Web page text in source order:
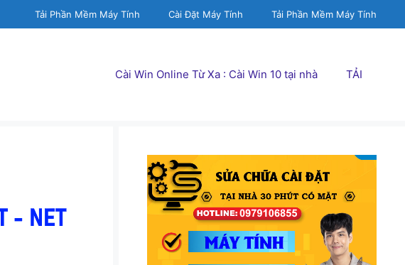
Tải Phần Mềm Máy Tính Cài Đặt Máy Tính Tải Phần Mềm Máy Tính
Cài Win Online Từ Xa : Cài Win 10 tại nhà TẢI